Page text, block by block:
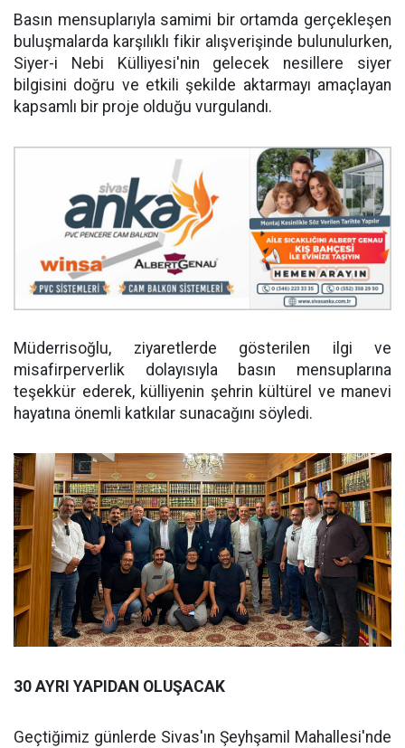
Basın mensuplarıyla samimi bir ortamda gerçekleşen
buluşmalarda karşılıklı fikir alışverişinde bulunulurken,
Siyer-i Nebi Külliyesi'nin gelecek nesillere siyer
bilgisini doğru ve etkili şekilde aktarmayı amaçlayan
kapsamlı bir proje olduğu vurgulandı.
Müderrisoğlu, ziyaretlerde gösterilen ilgi ve
misafirperverlik dolayısıyla basın mensuplarına
teşekkür ederek, külliyenin şehrin kültürel ve manevi
hayatına önemli katkılar sunacağını söyledi.
30 AYRI YAPIDAN OLUŞACAK
Geçtiğimiz günlerde Sivas'ın Şeyhşamil Mahallesi'nde